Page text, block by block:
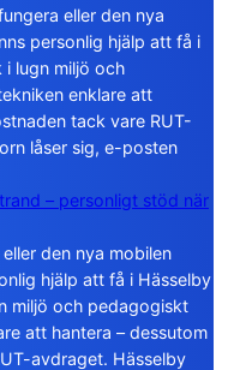
eller den nya
personlig hjälp att få i
i lugn miljö och
enklare att
tack vare RUT-
låser sig, e-posten
– personligt stöd när
den nya mobilen
hjälp att få i Hässelby
miljö och pedagogiskt
att hantera – dessutom
avdraget. Hässelby